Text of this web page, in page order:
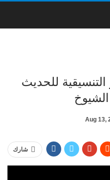
للحديث
Aug 13,
شارك